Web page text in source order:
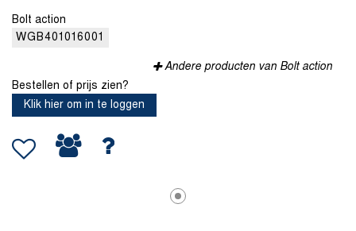
Bolt action
WGB401016001
Andere producten van Bolt action
Bestellen of prijs zien?
Klik hier om in te loggen